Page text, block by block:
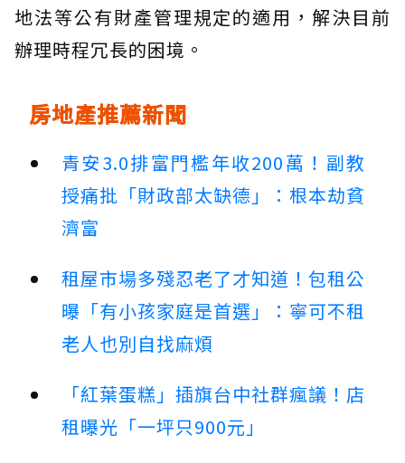
地法等公有財產管理規定的適用，解決目前
辦理時程冗長的困境。
房地產推薦新聞
青安3.0排富門檻年收200萬！副教
授痛批「財政部太缺德」：根本劫貧
濟富
租屋市場多殘忍老了才知道！包租公
曝「有小孩家庭是首選」：寧可不租
老人也別自找麻煩
「紅葉蛋糕」插旗台中社群瘋議！店
租曝光「一坪只900元」